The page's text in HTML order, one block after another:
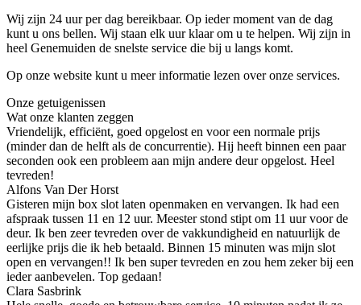
Wij zijn 24 uur per dag bereikbaar. Op ieder moment van de dag
kunt u ons bellen. Wij staan elk uur klaar om u te helpen. Wij zijn in
heel Genemuiden de snelste service die bij u langs komt.
Op onze website kunt u meer informatie lezen over onze services.
Onze getuigenissen
Wat onze klanten zeggen
Vriendelijk, efficiënt, goed opgelost en voor een normale prijs
(minder dan de helft als de concurrentie). Hij heeft binnen een paar
seconden ook een probleem aan mijn andere deur opgelost. Heel
tevreden!
Alfons Van Der Horst
Gisteren mijn box slot laten openmaken en vervangen. Ik had een
afspraak tussen 11 en 12 uur. Meester stond stipt om 11 uur voor de
deur. Ik ben zeer tevreden over de vakkundigheid en natuurlijk de
eerlijke prijs die ik heb betaald. Binnen 15 minuten was mijn slot
open en vervangen!! Ik ben super tevreden en zou hem zeker bij een
ieder aanbevelen. Top gedaan!
Clara Sasbrink